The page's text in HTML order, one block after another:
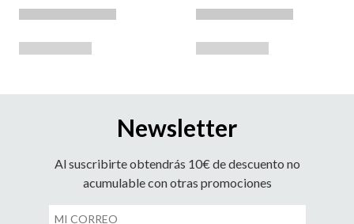
Newsletter
Al suscribirte obtendrás 10€ de descuento no
acumulable con otras promociones